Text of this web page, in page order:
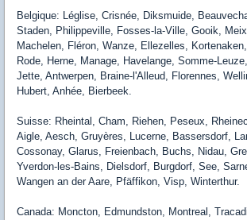
Belgique: Léglise, Crisnée, Diksmuide,
Staden, Philippeville, Fosses-la-Ville, Gooik,
Machelen, Fléron, Wanze, Ellezelles,
Rode, Herne, Manage, Havelange, Somme-
Jette, Antwerpen, Braine-l'Alleud, Florennes,
Hubert, Anhée, Bierbeek.
Suisse: Rheintal, Cham, Riehen, Peseux,
Aigle, Aesch, Gruyères, Lucerne, Bassersdorf,
Cossonay, Glarus, Freienbach, Buchs, Nidau,
Yverdon-les-Bains, Dielsdorf, Burgdorf, See,
Wangen an der Aare, Pfäffikon, Visp, Winterthur.
Canada: Moncton, Edmundston, Montreal,